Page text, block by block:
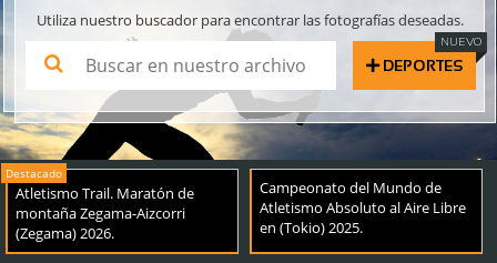
Utiliza nuestro buscador para encontrar las fotografías deseadas.
DEPORTES
Atletismo Trail. Maratón de
montaña Zegama-Aizcorri
(Zegama) 2026.
Campeonato del Mundo de
Atletismo Absoluto al Aire Libre
en (Tokio) 2025.